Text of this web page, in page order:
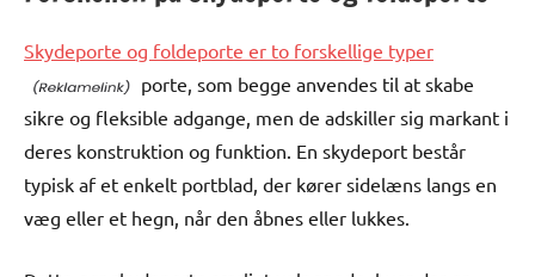
Skydeporte og foldeporte er to forskellige typer
porte, som begge anvendes til at skabe
sikre og fleksible adgange, men de adskiller sig markant i
deres konstruktion og funktion. En skydeport består
typisk af et enkelt portblad, der kører sidelæns langs en
væg eller et hegn, når den åbnes eller lukkes.